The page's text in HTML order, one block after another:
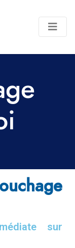
sur